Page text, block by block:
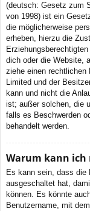
(deutsch: Gesetz zum
von 1998) ist ein
die möglicherweise
erheben, hierzu die
dich oder die Website,
ziehe einen
Limited und der
kann und nicht die
ist; außer solchen, die
falls es Beschwerden
behandelt werden.
Warum kann
Es kann sein, dass die
ausgeschaltet hat,
können. Es könnte
Benutzername, mit